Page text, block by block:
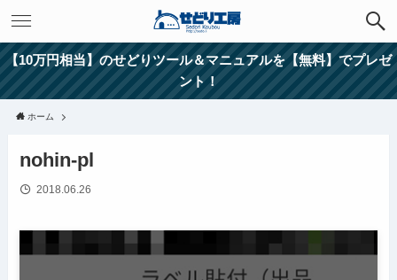
【10万円相当】のせどりツール＆マニュアルを【無料】でプレゼ
ント！
ホーム
nohin-pl
2018.06.26